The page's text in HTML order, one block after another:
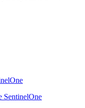
SentinelOne